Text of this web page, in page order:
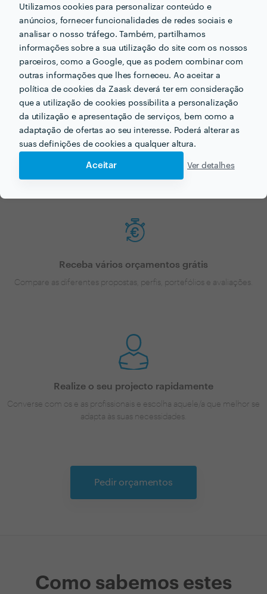
Utilizamos cookies para personalizar conteúdo e
anúncios, fornecer funcionalidades de redes sociais e
analisar o nosso tráfego. Também, partilhamos
informações sobre a sua utilização do site com os nossos
parceiros, como a Google, que as podem combinar com
outras informações que lhes forneceu. Ao aceitar a
política de cookies da Zaask deverá ter em consideração
que a utilização de cookies possibilita a personalização
da utilização e apresentação de serviços, bem como a
adaptação de ofertas ao seu interesse. Poderá alterar as
suas definições de cookies a qualquer altura.
Aceitar Ver detalhes
o profissional certo para si!
Faça o seu pedido sem compromisso
Preencha um breve questionário explicando-nos aquilo de que
Receba vários orçamentos grátis
Compare as diferentes propostas, perfis, portefólios e avaliações.
Realize o seu projecto rapidamente
Converse com os e as profissionais e escolha aquele/a que melhor se
adapta às suas necessidades.
Pedir orçamentos
Como sabemos estes